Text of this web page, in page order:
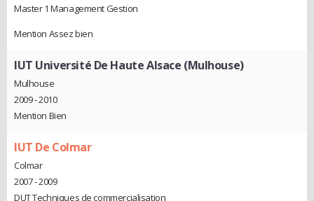
Master 1 Management Gestion
Mention Assez bien
IUT Université De Haute Alsace (Mulhouse)
Mulhouse
2009 - 2010
Mention Bien
IUT De Colmar
Colmar
2007 - 2009
DUT Techniques de commercialisation